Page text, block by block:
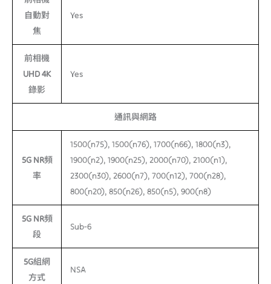
自動對
焦
Yes
前相機
UHD 4K
錄影
Yes
通訊與網路
5G NR頻
率
1500(n75), 1500(n76), 1700(n66), 1800(n3),
1900(n2), 1900(n25), 2000(n70), 2100(n1),
2300(n30), 2600(n7), 700(n12), 700(n28),
800(n20), 850(n26), 850(n5), 900(n8)
5G NR頻
段
Sub-6
5G組網
方式
NSA